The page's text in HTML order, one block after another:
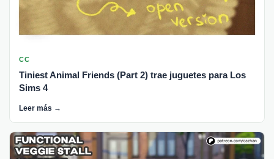
CC
Tiniest Animal Friends (Part 2) trae juguetes para Los
Sims 4
Leer más →